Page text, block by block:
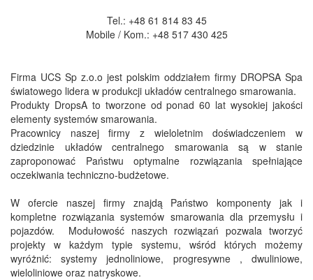
Tel.: +48 61 814 83 45
Mobile / Kom.: +48 517 430 425
Firma UCS Sp z.o.o jest polskim oddziałem firmy DROPSA Spa
światowego lidera w produkcji układów centralnego smarowania.
Produkty DropsA to tworzone od ponad 60 lat wysokiej jakości
elementy systemów smarowania.
Pracownicy naszej firmy z wieloletnim doświadczeniem w
dziedzinie układów centralnego smarowania są w stanie
zaproponować Państwu optymalne rozwiązania spełniające
oczekiwania techniczno-budżetowe.
W ofercie naszej firmy znajdą Państwo komponenty jak i
kompletne rozwiązania systemów smarowania dla przemysłu i
pojazdów. Modułowość naszych rozwiązań pozwala tworzyć
projekty w każdym typie systemu, wśród których możemy
wyróżnić: systemy jednoliniowe, progresywne , dwuliniowe,
wieloliniowe oraz natryskowe.